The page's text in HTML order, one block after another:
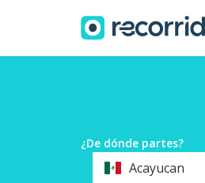
¿De dónde partes?
OrigenAcayucan